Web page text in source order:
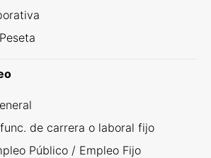
func. de carrera o laboral fijo
Público / Empleo Fijo